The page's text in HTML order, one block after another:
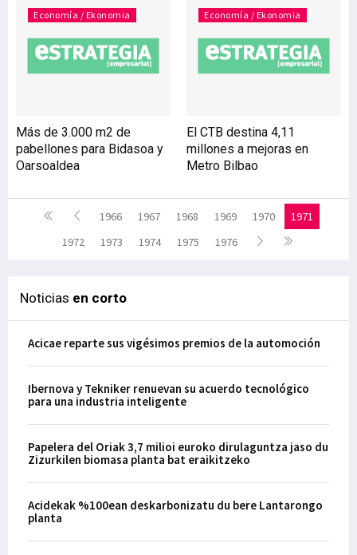
Economía / Ekonomia
Más de 3.000 m2 de
pabellones para Bidasoa y
Oarsoaldea
Economía / Ekonomia
El CTB destina 4,11
millones a mejoras en
Metro Bilbao
1966 1967 1968 1969 1970
1971
1972
1973 1974 1975 1976
Noticias en corto
Acicae reparte sus vigésimos premios de la automoción
Ibernova y Tekniker renuevan su acuerdo tecnológico
para una industria inteligente
Papelera del Oriak 3,7 milioi euroko dirulaguntza jaso du
Zizurkilen biomasa planta bat eraikitzeko
Acidekak %100ean deskarbonizatu du bere Lantarongo
planta